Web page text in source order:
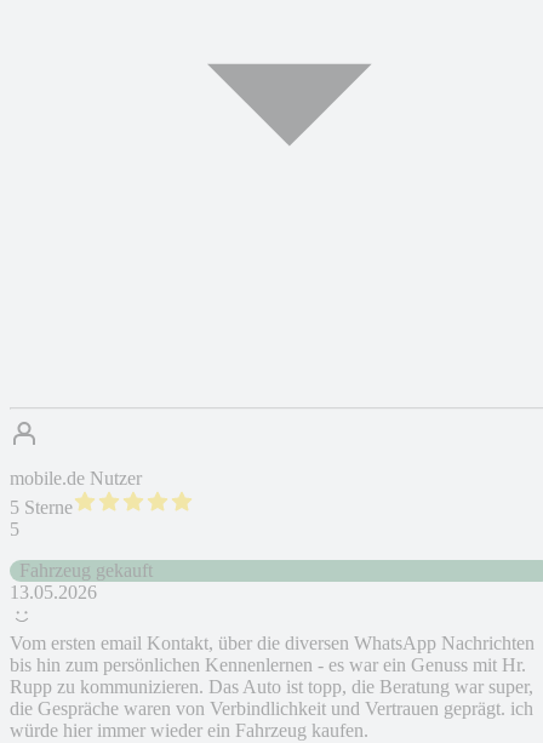
mobile.de Nutzer
5 Sterne
5
Fahrzeug gekauft
13.05.2026
Vom ersten email Kontakt, über die diversen WhatsApp Nachrichten
bis hin zum persönlichen Kennenlernen - es war ein Genuss mit Hr.
Rupp zu kommunizieren. Das Auto ist topp, die Beratung war super,
die Gespräche waren von Verbindlichkeit und Vertrauen geprägt. ich
würde hier immer wieder ein Fahrzeug kaufen.